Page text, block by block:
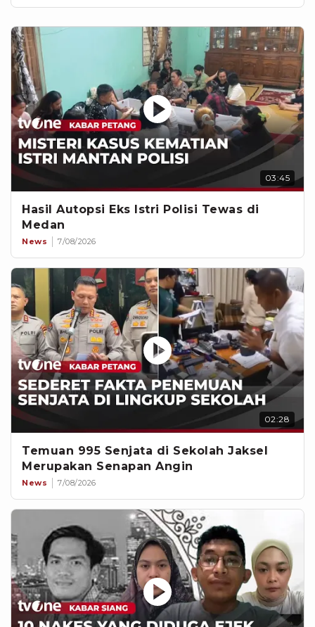
03:45
Hasil Autopsi Eks Istri Polisi Tewas di
Medan
News 7/08/2026
02:28
Temuan 995 Senjata di Sekolah Jaksel
Merupakan Senapan Angin
News 7/08/2026